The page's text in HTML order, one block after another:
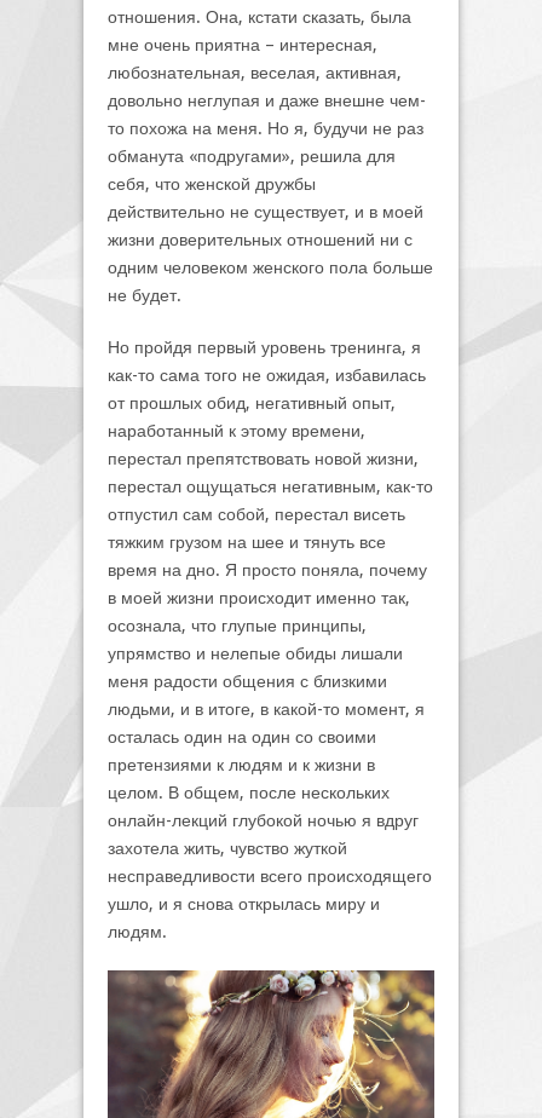
отношения. Она, кстати сказать, была
мне очень приятна – интересная,
любознательная, веселая, активная,
довольно неглупая и даже внешне чем-
то похожа на меня. Но я, будучи не раз
обманута «подругами», решила для
себя, что женской дружбы
действительно не существует, и в моей
жизни доверительных отношений ни с
одним человеком женского пола больше
не будет.
Но пройдя первый уровень тренинга, я
как-то сама того не ожидая, избавилась
от прошлых обид, негативный опыт,
наработанный к этому времени,
перестал препятствовать новой жизни,
перестал ощущаться негативным, как-то
отпустил сам собой, перестал висеть
тяжким грузом на шее и тянуть все
время на дно. Я просто поняла, почему
в моей жизни происходит именно так,
осознала, что глупые принципы,
упрямство и нелепые обиды лишали
меня радости общения с близкими
людьми, и в итоге, в какой-то момент, я
осталась один на один со своими
претензиями к людям и к жизни в
целом. В общем, после нескольких
онлайн-лекций глубокой ночью я вдруг
захотела жить, чувство жуткой
несправедливости всего происходящего
ушло, и я снова открылась миру и
людям.